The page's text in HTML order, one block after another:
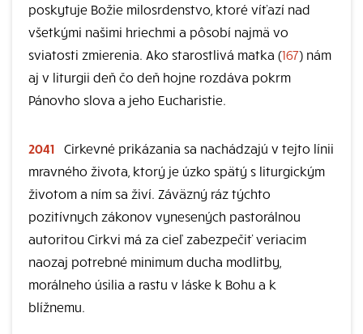
poskytuje Božie milosrdenstvo, ktoré víťazí nad
všetkými našimi hriechmi a pôsobí najmä vo
sviatosti zmierenia. Ako starostlivá matka (167) nám
aj v liturgii deň čo deň hojne rozdáva pokrm
Pánovho slova a jeho Eucharistie.
2041 Cirkevné prikázania sa nachádzajú v tejto línii
mravného života, ktorý je úzko spätý s liturgickým
životom a ním sa živí. Záväzný ráz týchto
pozitívnych zákonov vynesených pastorálnou
autoritou Cirkvi má za cieľ zabezpečiť veriacim
naozaj potrebné minimum ducha modlitby,
morálneho úsilia a rastu v láske k Bohu a k
blížnemu.